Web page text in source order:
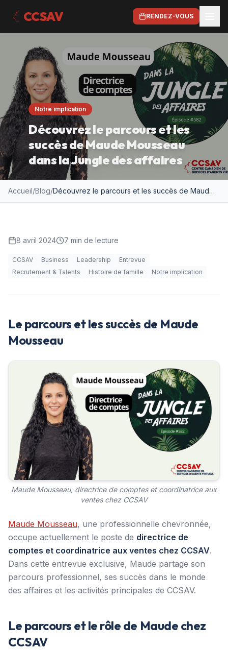
CCSAV RENDEZ-VOUS
Notre implication
Découvrez le parcours et les
succès de Maude Mousseau
dans la Jungle des affaires
Accueil/Blog/ Découvrez le parcours et les succès de Maude Mousseau dans la Jungle des affaires
8 avril 2024 7 min de lecture
CCSAV Business Leadership
Entrevue
Recrutement & Talents
Histoire de famille Notre implication
Le parcours et les succès de Maude
Mousseau
Maude Mousseau, directrice de comptes et coordinatrice aux
ventes chez CCSAV
Maude Mousseau, une professionnelle chevronnée,
occupe actuellement le poste de directrice de
comptes et coordinatrice aux ventes chez CCSAV.
Dans cette entrevue exclusive, Maude partage son
parcours professionnel, ses succès dans le monde
des affaires et les activités principales de CCSAV.
Le parcours et le rôle de Maude chez
CCSAV